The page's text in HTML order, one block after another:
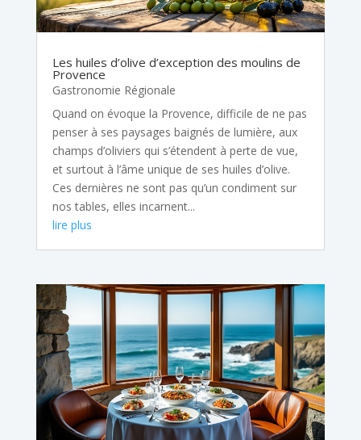
Les huiles d’olive d’exception des moulins de
Provence
Gastronomie Régionale
Quand on évoque la Provence, difficile de ne pas
penser à ses paysages baignés de lumière, aux
champs d’oliviers qui s’étendent à perte de vue,
et surtout à l’âme unique de ses huiles d’olive.
Ces dernières ne sont pas qu’un condiment sur
nos tables, elles incarnent...
lire plus